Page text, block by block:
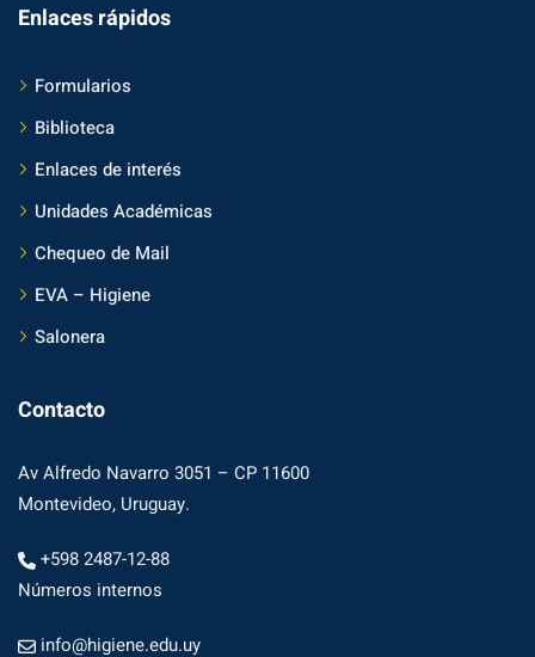
Enlaces rápidos
Formularios
Biblioteca
Enlaces de interés
Unidades Académicas
Chequeo de Mail
EVA – Higiene
Salonera
Contacto
Av Alfredo Navarro 3051 – CP 11600
Montevideo, Uruguay.
+598 2487-12-88
Números internos
info@higiene.edu.uy